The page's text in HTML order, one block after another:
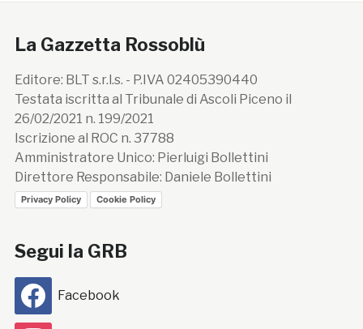
La Gazzetta Rossoblù
Editore: BLT s.r.l.s. - P.IVA 02405390440
Testata iscritta al Tribunale di Ascoli Piceno il
26/02/2021 n. 199/2021
Iscrizione al ROC n. 37788
Amministratore Unico: Pierluigi Bollettini
Direttore Responsabile: Daniele Bollettini
Privacy Policy Cookie Policy
Segui la GRB
Facebook